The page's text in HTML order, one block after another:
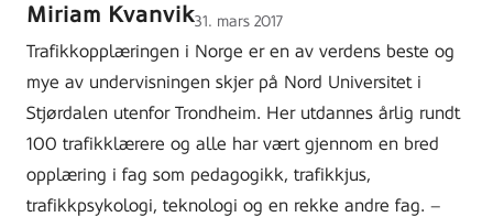
Miriam KvanvikLagt
ut
31. mars 2017
Trafikkopplæringen i Norge er en av verdens beste og
mye av undervisningen skjer på Nord Universitet i
Stjørdalen utenfor Trondheim. Her utdannes årlig rundt
100 trafikklærere og alle har vært gjennom en bred
opplæring i fag som pedagogikk, trafikkjus,
trafikkpsykologi, teknologi og en rekke andre fag. –